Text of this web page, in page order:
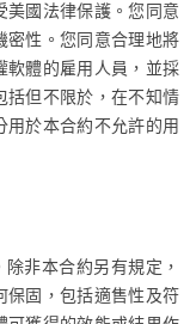
美國法律保護。您同意
密性。您同意合理地將
軟體的雇用人員，並採
括但不限於，在不知情
於本合約不允許的用
非本合約另有規定，
保固，包括適售性及符